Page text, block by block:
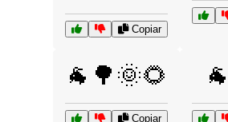
Copiar
🐐🌳🌞🌻
Copiar